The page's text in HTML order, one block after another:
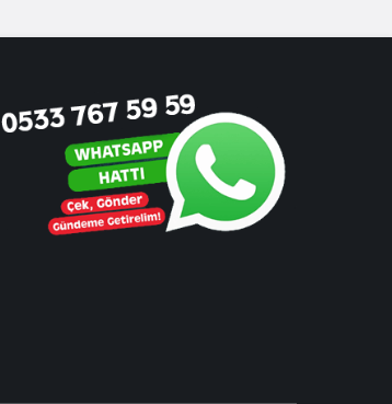
3 hafta önce
Beykoz Metrosuna yeni bir
durak eklendi!